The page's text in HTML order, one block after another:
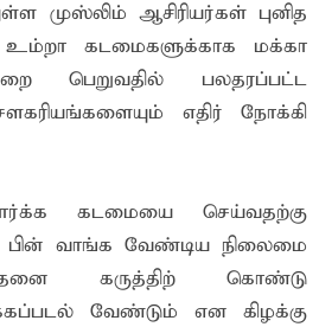
முஸ்லிம் ஆசிரியர்கள் புனித
கடமைகளுக்காக மக்கா
பெறுவதில் பலதரப்பட்ட
எதிர் நோக்கி
கடமையை செய்வதற்கு
பின் வாங்க வேண்டிய நிலைமை
இதனை கருத்திற் கொண்டு
வேண்டும் என கிழக்கு